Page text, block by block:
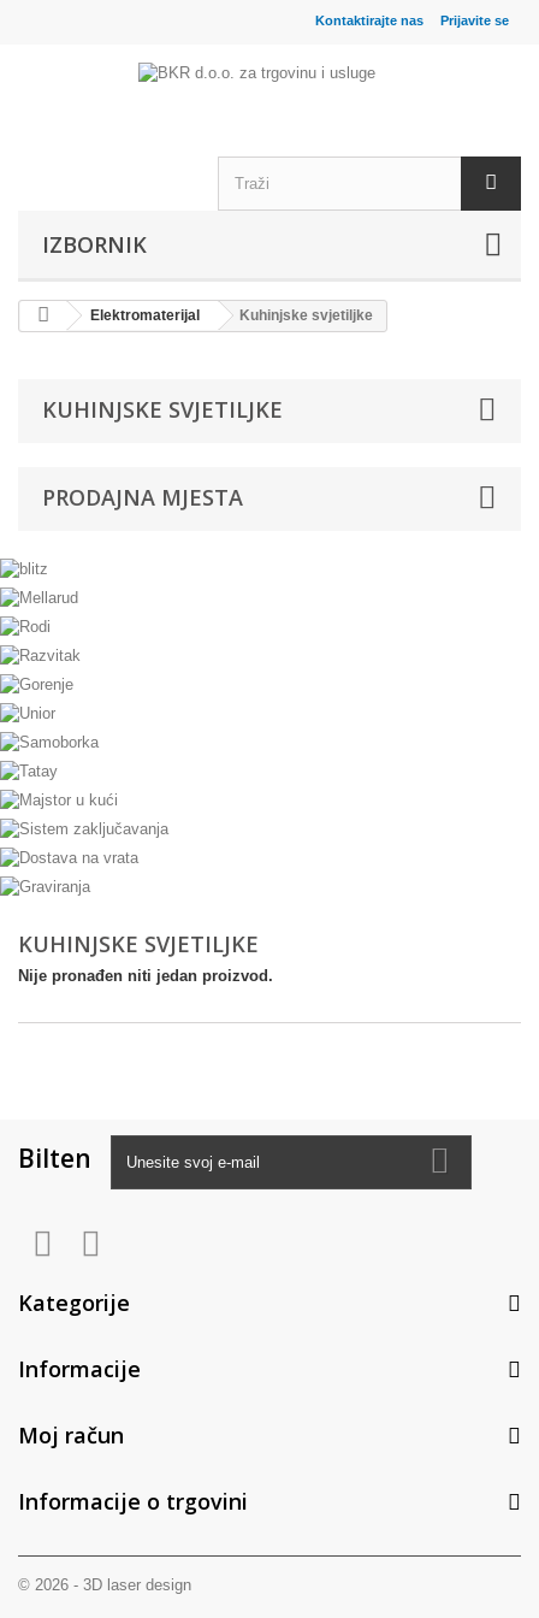
Prijavite se
Kontaktirajte nas
IZBORNIK
Elektromaterijal Kuhinjske svjetiljke
KUHINJSKE SVJETILJKE
PRODAJNA MJESTA
KUHINJSKE SVJETILJKE
Nije pronađen niti jedan proizvod.
Bilten
Kategorije
Informacije
© 2026 - 3D laser design
Moj račun
Informacije o trgovini